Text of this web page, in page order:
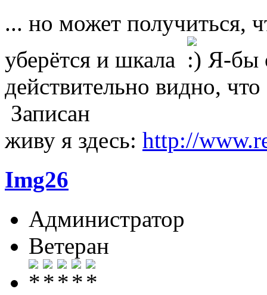
... но может получиться,
уберётся и шкала
Я-бы
действительно видно,
Записан
живу я здесь: http://
Img26
Администратор
Ветеран